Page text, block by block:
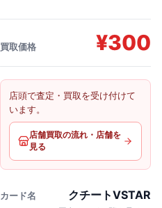
買取価格 ¥300
店頭で査定・買取を受け付けて
います。
店舗買取の流れ・店舗を
見る
カード名 クチートVSTAR